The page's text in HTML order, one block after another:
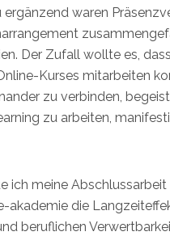
waren
Der Zufall wollte es,
Kurses mitarbeiten
zu verbinden,
zu arbeiten,
ich meine
die
beruflichen